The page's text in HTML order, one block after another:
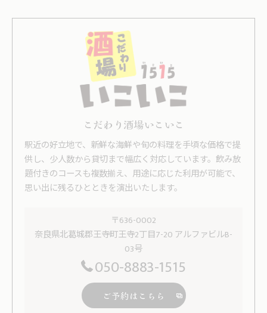
こだわり酒場いこいこ
駅近の好立地で、新鮮な海鮮や旬の料理を手頃な価格で提
供し、少人数から貸切まで幅広く対応しています。飲み放
題付きのコースも複数揃え、用途に応じた利用が可能で、
思い出に残るひとときを演出いたします。
〒636-0002
奈良県北葛城郡王寺町王寺2丁目7-20 アルファビルB-
03号
050-8883-1515
ご予約はこちら